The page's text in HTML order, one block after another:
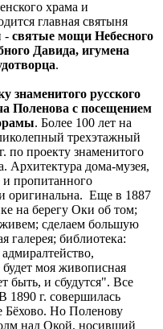
храма и
главная святыня
- святые мощи Небесного
Давида, игумена
.
знаменитого русского
Поленова с посещением
. Более 100 лет на
трехэтажный
по проекту знаменитого
Архитектура дома-музея,
пропитанного
оригинальна. Еще в 1887
на берегу Оки об том;
сделаем большую
галерея; библиотека:
моя живописная
быть, и сбудутся". Все
г. совершилась
Бёхово. Но Поленову
над Окой, носивший